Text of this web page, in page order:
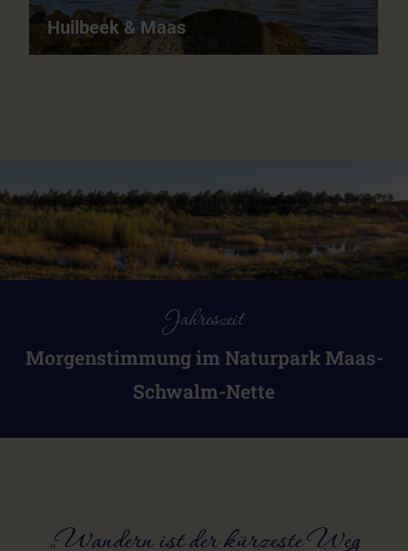
Huilbeek & Maas
Jahreszeit
Morgenstimmung im Naturpark Maas-
Schwalm-Nette
„Wandern ist der kürzeste Weg